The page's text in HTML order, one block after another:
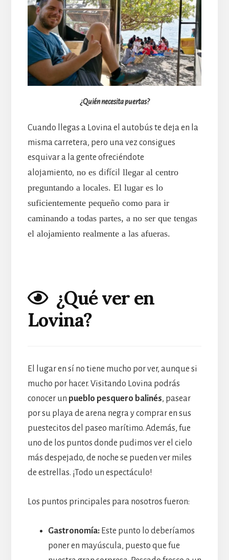
¿Quién necesita puertas?
Cuando llegas a Lovina el autobús te deja en la
misma carretera, pero una vez consigues
esquivar a la gente ofreciéndote
alojamiento, no es difícil
llegar al centro
preguntando a locales. El lugar es lo
suficientemente pequeño como para ir
caminando a todas partes, a no ser que tengas
el alojamiento realmente a las afueras.
¿Qué ver en
Lovina?
El lugar en sí no tiene mucho por ver, aunque si
mucho por hacer. Visitando Lovina podrás
conocer un pueblo pesquero balinés, pasear
por su playa de arena negra y comprar en sus
puestecitos del paseo marítimo. Además, fue
uno de los puntos donde pudimos ver el cielo
más despejado, de noche se pueden ver miles
de estrellas. ¡Todo un espectáculo!
Los puntos principales para nosotros fueron:
Gastronomía:Este punto lo deberíamos
poner en mayúscula, puesto que fue